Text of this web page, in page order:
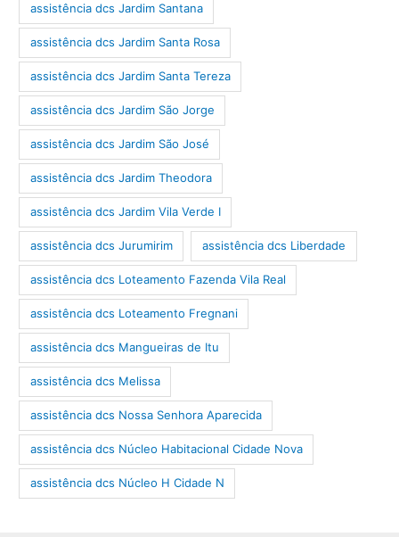
assistência dcs Jardim Santana
assistência dcs Jardim Santa Rosa
assistência dcs Jardim Santa Tereza
assistência dcs Jardim São Jorge
assistência dcs Jardim São José
assistência dcs Jardim Theodora
assistência dcs Jardim Vila Verde I
assistência dcs Jurumirim assistência dcs Liberdade
assistência dcs Loteamento Fazenda Vila Real
assistência dcs Loteamento Fregnani
assistência dcs Mangueiras de Itu
assistência dcs Melissa
assistência dcs Nossa Senhora Aparecida
assistência dcs Núcleo Habitacional Cidade Nova
assistência dcs Núcleo H Cidade N